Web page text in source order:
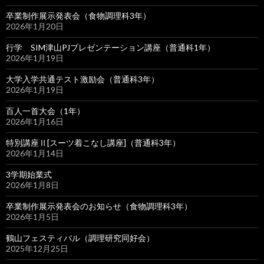
卒業制作展示発表会（食物調理科3年）
2026年1月20日
行学 SIM津山PJプレゼンテーション講座（普通科1年）
2026年1月19日
大学入学共通テスト激励会（普通科3年）
2026年1月19日
百人一首大会（1年）
2026年1月16日
特別講座Ⅱ[スーツ着こなし講座]（普通科3年）
2026年1月14日
3学期始業式
2026年1月8日
卒業制作展示発表会のお知らせ（食物調理科3年）
2026年1月5日
鶴山フェスティバル（調理研究同好会）
2025年12月25日